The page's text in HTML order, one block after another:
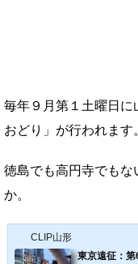
毎年９月第１土曜日
おどり」が行われます
徳島でも高円寺でもな
か。
CLIP山形
東京遠征：